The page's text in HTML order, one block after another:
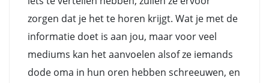
zorgen dat je het te horen krijgt. Wat je met de
informatie doet is aan jou, maar voor veel
mediums kan het aanvoelen alsof ze iemands
dode oma in hun oren hebben schreeuwen, en